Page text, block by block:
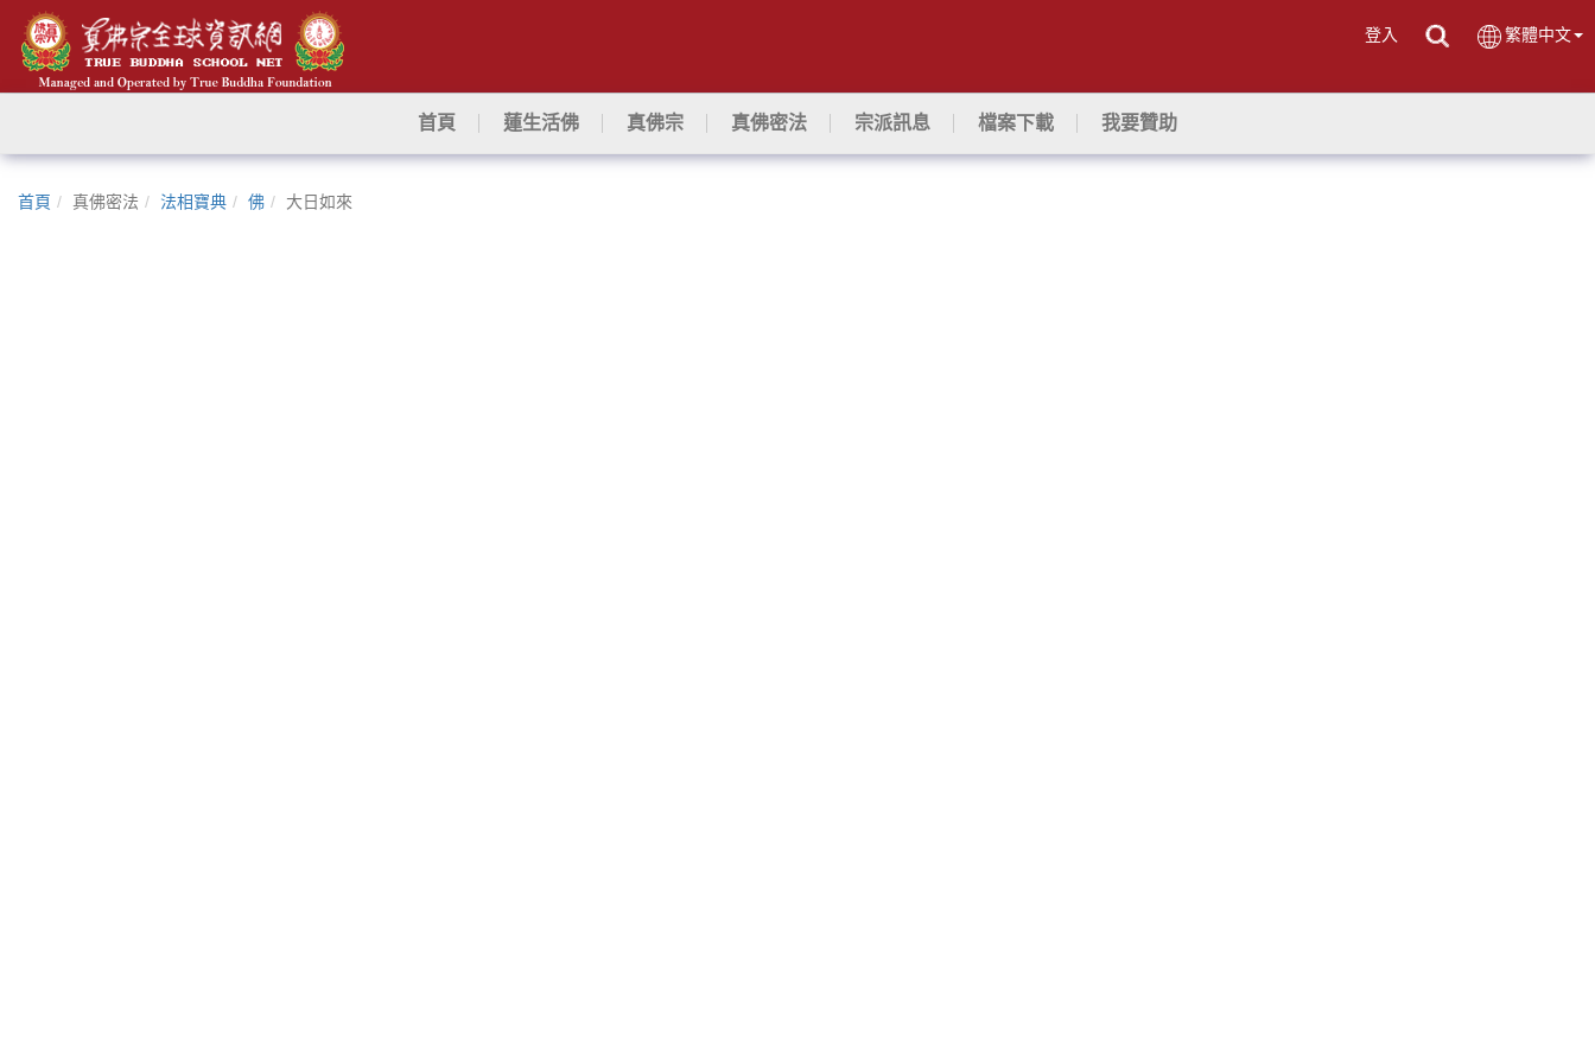
登入 繁體中文
首頁 蓮生活佛 真佛宗 真佛密法 宗派訊息 檔案下載 我要贊助
首頁 真佛密法 法相寶典 佛 大日如來